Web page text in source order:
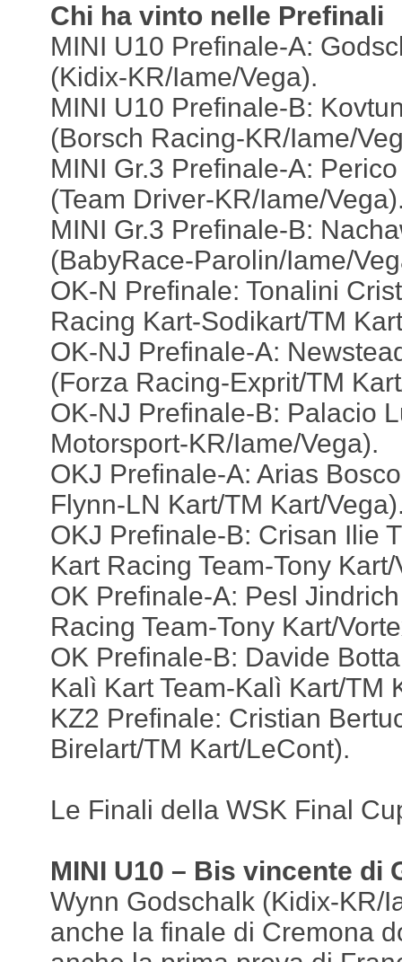
Chi ha vinto nelle Prefinali
MINI U10 Prefinale-A:
(Kidix-KR/Iame/Vega).
MINI U10 Prefinale-B:
(Borsch Racing-KR/Iame/
MINI Gr.3 Prefinale-A:
(Team Driver-KR/Iame/
MINI Gr.3 Prefinale-B:
(BabyRace-Parolin/Iame/
OK-N Prefinale: Tonalini
Racing Kart-Sodikart/TM
OK-NJ Prefinale-A:
(Forza Racing-Exprit/TM
OK-NJ Prefinale-B: Palacio
Motorsport-KR/Iame/Vega).
OKJ Prefinale-A: Arias
Flynn-LN Kart/TM Kart/
OKJ Prefinale-B: Crisan Ilie
Kart Racing Team-Tony
OK Prefinale-A: Pesl
Racing Team-Tony Kart/
OK Prefinale-B: Davide
Kalì Kart Team-Kalì Kart/TM
KZ2 Prefinale: Cristian
Birelart/TM Kart/LeCont).
Le Finali della WSK Final
MINI U10 – Bis vincente di
Wynn Godschalk (Kidix-KR/
anche la finale di Cremona